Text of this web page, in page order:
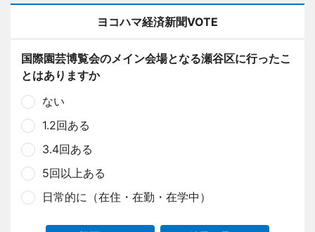
ヨコハマ経済新聞VOTE
国際園芸博覧会のメイン会場となる瀬谷区に行ったこ
とはありますか
ない
1.2回ある
3.4回ある
5回以上ある
日常的に（在住・在勤・在学中）